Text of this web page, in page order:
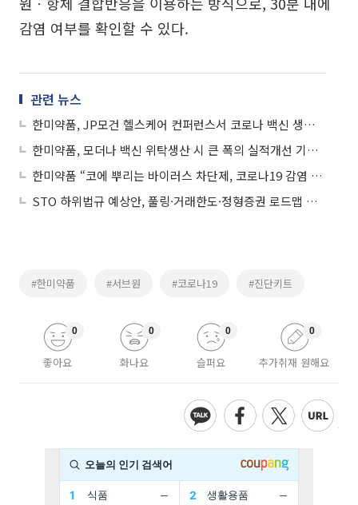
감염 여부를 확인할 수 있다.
관련 뉴스
한미약품, JP모건 헬스케어 컨퍼런스서 코로나 백신 생산ㆍ신약 파이프라인 소개
한미약품, 모더나 백신 위탁생산 시 큰 폭의 실적개선 기대 - 하나금융투자
한미약품 “코에 뿌리는 바이러스 차단제, 코로나19 감염 막는데 효과”
STO 하위법규 예상안, 풀링·거래한도·정형증권 로드맵 제시
#한미약품 #서브원 #코로나19 #진단키트
좋아요
0
화나요
0
슬퍼요
0
추가취재 원해요
0